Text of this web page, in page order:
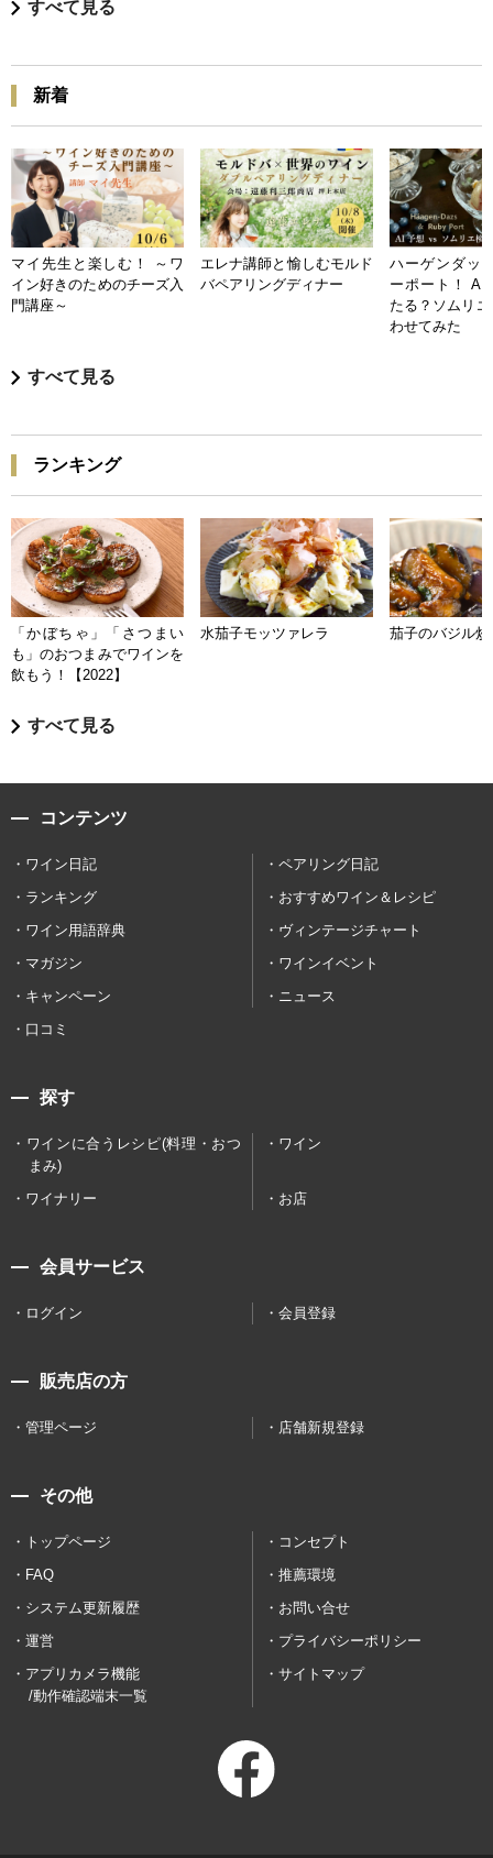
すべて見る
新着
マイ先生と楽しむ！ ～ワ
イン好きのためのチーズ入
門講座～
エレナ講師と愉しむモルド
バペアリングディナー
ハーゲンダッ
ーポート！ AI
たる？ソムリ
わせてみた
すべて見る
ランキング
「かぼちゃ」「さつまい
も」のおつまみでワインを
飲もう！【2022】
水茄子モッツァレラ 茄子のバジル炒
すべて見る
コンテンツ
ワイン日記
ペアリング日記
ランキング
おすすめワイン＆レシピ
ワイン用語辞典
ヴィンテージチャート
マガジン
ワインイベント
キャンペーン
ニュース
口コミ
探す
ワインに合うレシピ(料理・おつ
まみ)
ワイン
ワイナリー お店
会員サービス
ログイン 会員登録
販売店の方
管理ページ 店舗新規登録
その他
トップページ
コンセプト
FAQ
推薦環境
システム更新履歴
お問い合せ
運営
プライバシーポリシー
アプリカメラ機能
/動作確認端末一覧
サイトマップ